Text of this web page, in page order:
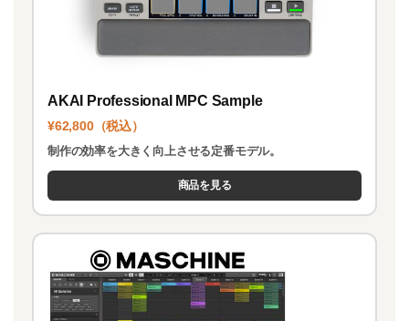
AKAI Professional MPC Sample
¥62,800（税込）
制作の効率を大きく向上させる定番モデル。
商品を見る